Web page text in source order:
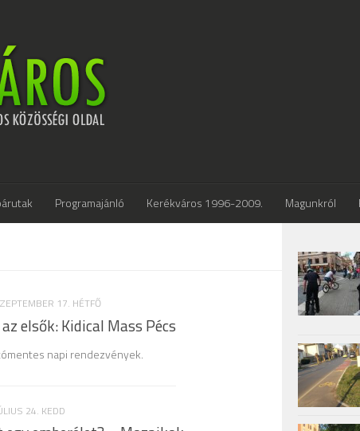
Programajánló Kerékváros 1996-2009. Magunkról
17. HÉTFŐ
elsők: Kidical Mass Pécs
napi rendezvények.
24. KEDD